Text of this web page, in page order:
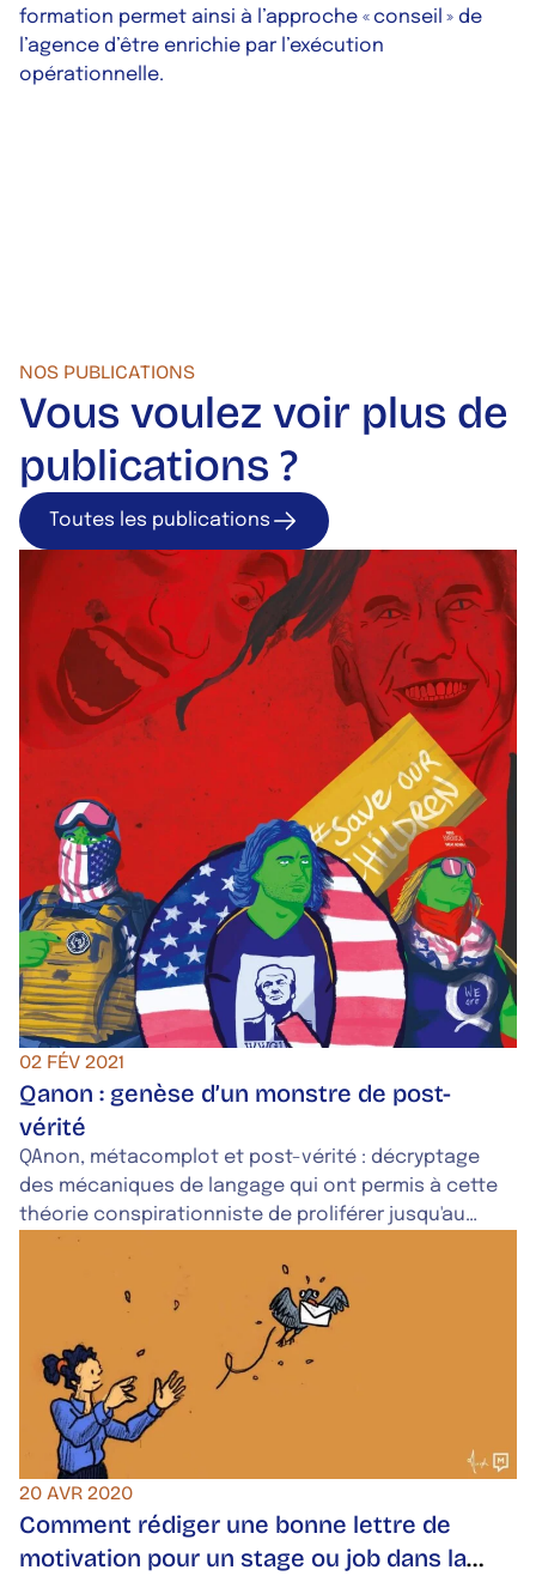
formation permet ainsi à l’approche « conseil » de
l’agence d’être enrichie par l’exécution
opérationnelle.
NOS PUBLICATIONS
Vous voulez voir plus de
publications ?
Toutes les publications
02 FÉV 2021
Qanon : genèse d’un monstre de post-
vérité
QAnon, métacomplot et post-vérité : décryptage
des mécaniques de langage qui ont permis à cette
théorie conspirationniste de proliférer jusqu'au
Capitole américain.
20 AVR 2020
Comment rédiger une bonne lettre de
motivation pour un stage ou job dans la